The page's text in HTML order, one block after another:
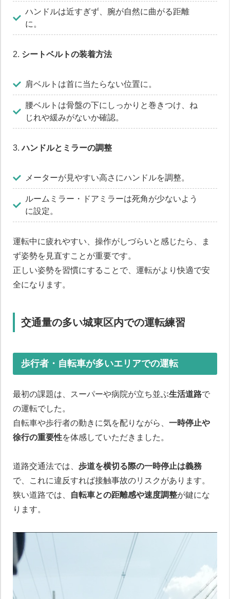
ハンドルは近すぎず、腕が自然に曲がる距離
に。
2. シートベルトの装着方法
肩ベルトは首に当たらない位置に。
腰ベルトは骨盤の下にしっかりと巻きつけ、ね
じれや緩みがないか確認。
3.ハンドルとミラーの調整
メーターが見やすい高さにハンドルを調整。
ルームミラー・ドアミラーは死角が少ないよう
に設定。
運転中に疲れやすい、操作がしづらいと感じたら、ま
ず姿勢を見直すことが重要です。
正しい姿勢を習慣にすることで、運転がより快適で安
全になります。
交通量の多い城東区内での運転練習
歩行者・自転車が多いエリアでの運転
最初の課題は、スーパーや病院が立ち並ぶ生活道路で
の運転でした。
自転車や歩行者の動きに気を配りながら、 一時停止や
徐行の重要性を体感していただきました。
道路交通法では、 歩道を横切る際の一時停止は義務
で、これに違反すれば接触事故のリスクがあります。
狭い道路では、
自転車との距離感や速度調整が鍵にな
ります。